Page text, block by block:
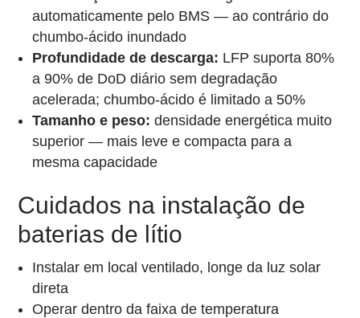
automaticamente pelo BMS — ao contrário do
chumbo-ácido inundado
Profundidade de descarga: LFP suporta 80%
a 90% de DoD diário sem degradação
acelerada; chumbo-ácido é limitado a 50%
Tamanho e peso: densidade energética muito
superior — mais leve e compacta para a
mesma capacidade
Cuidados na instalação de
baterias de lítio
Instalar em local ventilado, longe da luz solar
direta
Operar dentro da faixa de temperatura